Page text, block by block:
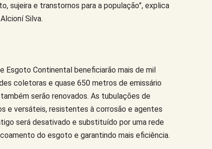
sujeira e transtornos para a população”, explica
Silva.
Esgoto Continental beneficiarão mais de mil
coletoras e quase 650 metros de emissário
serão renovados. As tubulações de
e versáteis, resistentes à corrosão e agentes
será desativado e substituído por uma rede
do esgoto e garantindo mais eficiência.